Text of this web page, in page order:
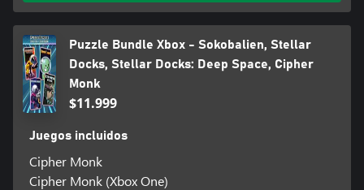
Puzzle Bundle Xbox - Sokobalien, Stellar
Docks, Stellar Docks: Deep Space, Cipher
Monk
$11.999
Juegos incluidos
Cipher Monk
Cipher Monk (Xbox One)